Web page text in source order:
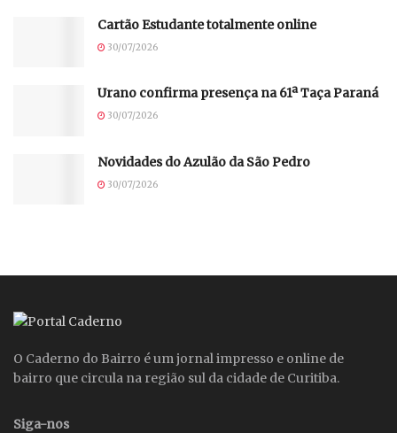
Cartão Estudante totalmente online
30/07/2026
Urano confirma presença na 61ª Taça Paraná
30/07/2026
Novidades do Azulão da São Pedro
30/07/2026
O Caderno do Bairro é um jornal impresso e online de
bairro que circula na região sul da cidade de Curitiba.
Siga-nos